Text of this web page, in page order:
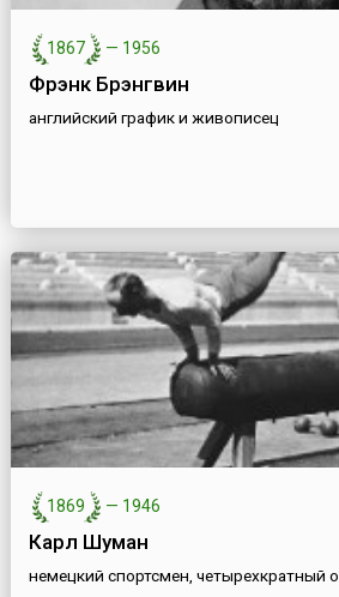
1867 — 1956
Фрэнк Брэнгвин
английский график и живописец
1869 — 1946
Карл Шуман
немецкий спортсмен, четырехкратный